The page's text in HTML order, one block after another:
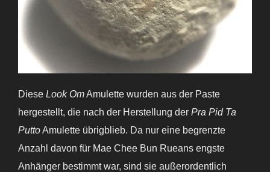
Diese Look OmAmulette wurden aus der Paste
hergestellt, die nach der Herstellung der Pra Pid Ta
PuttoAmulette übrigblieb. Da nur eine begrenzte
Anzahl davon für Mae Chee Bun Rueans engste
Anhänger bestimmt war, sind sie außerordentlich